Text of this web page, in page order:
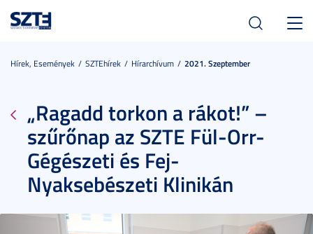
Hírek, Események SZTEhírek Hírarchívum 2021. Szeptember
„Ragadd torkon a rákot!” –
szűrőnap az SZTE Fül-Orr-
Gégészeti és Fej-
Nyaksebészeti Klinikán